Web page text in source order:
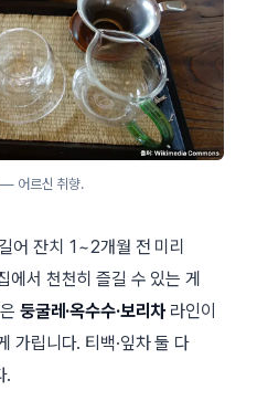
— 어르신 취향.
어 잔치 1~2개월 전 미리
에서 천천히 즐길 수 있는 게
둥굴레·옥수수·보리차라인이
가립니다. 티백·잎차 둘 다
.